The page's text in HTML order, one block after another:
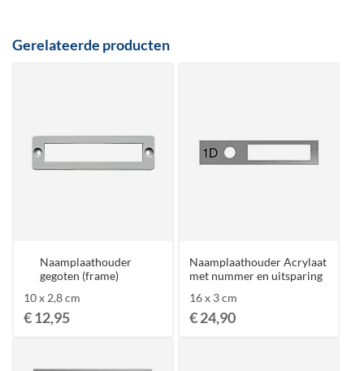
Gerelateerde producten
Naamplaathouder
gegoten (frame)
10 x 2,8 cm
€ 12,95
Naamplaathouder Acrylaat
met nummer en uitsparing
16 x 3 cm
€ 24,90